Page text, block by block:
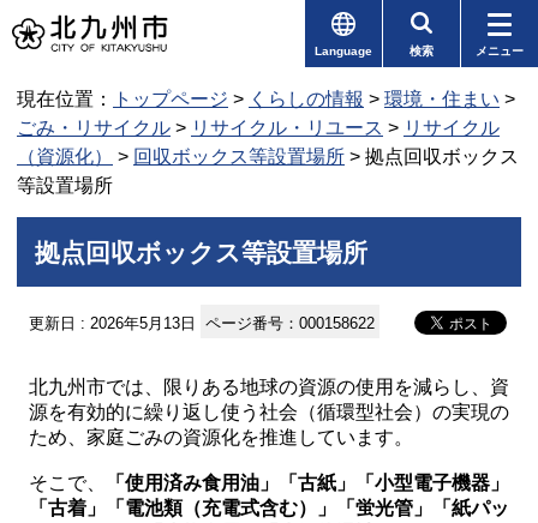
Language 検索 メニュー
現在位置： トップページ > くらしの情報 > 環境・住まい >
ごみ・リサイクル > リサイクル・リユース > リサイクル
（資源化）
> 回収ボックス等設置場所 > 拠点回収ボックス
等設置場所
拠点回収ボックス等設置場所
更新日 : 2026年5月13日 ページ番号：000158622
北九州市では、限りある地球の資源の使用を減らし、資
源を有効的に繰り返し使う社会（循環型社会）の実現の
ため、家庭ごみの資源化を推進しています。
そこで、
「使用済み食用油」「古紙」「小型電子機器」
「古着」「電池類（充電式含む）」
「蛍光管」「紙パッ